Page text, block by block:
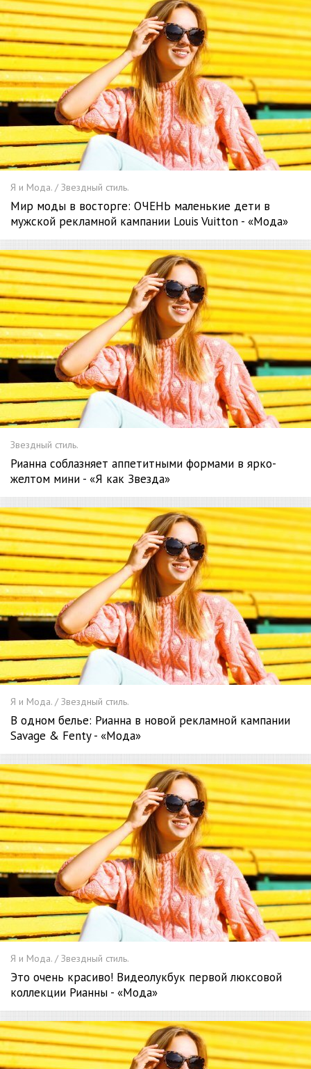
Я и Мода. / Звездный стиль.
Мир моды в восторге: ОЧЕНЬ маленькие дети в
мужской рекламной кампании Louis Vuitton - «Мода»
Звездный стиль.
Рианна соблазняет аппетитными формами в ярко-
желтом мини - «Я как Звезда»
Я и Мода. / Звездный стиль.
В одном белье: Рианна в новой рекламной кампании
Savage & Fenty - «Мода»
Я и Мода. / Звездный стиль.
Это очень красиво! Видеолукбук первой люксовой
коллекции Рианны - «Мода»